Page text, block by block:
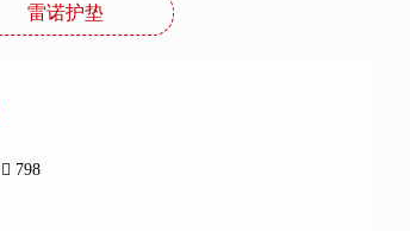
雷诺护垫
798